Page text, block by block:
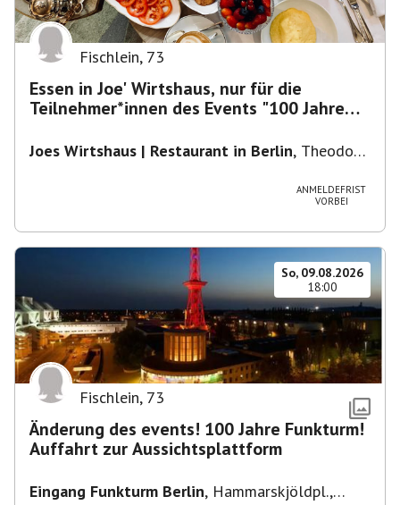
Fischlein, 73
Essen in Joe' Wirtshaus, nur für die
Teilnehmer*innen des Events "100 Jahre
Joes Wirtshaus | Restaurant in Berlin, Theodor-
ANMELDEFRIST
VORBEI
So, 09.08.2026
18:00
Fischlein, 73
Änderung des events! 100 Jahre Funkturm!
Auffahrt zur Aussichtsplattform
Eingang Funkturm Berlin, Hammarskjöldpl.,